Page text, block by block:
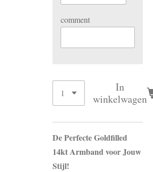
comment
In
winkelwagen
De Perfecte Goldfilled
14kt Armband voor Jouw
Stijl!